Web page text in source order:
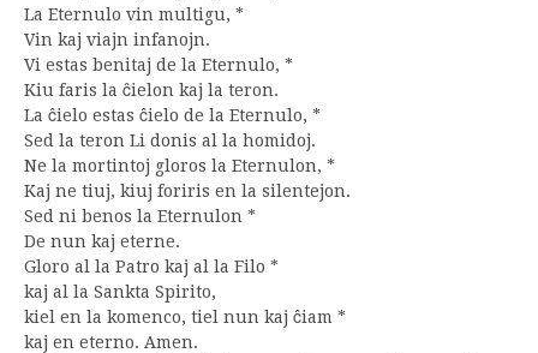
La Eternulo vin multigu, *
Vin kaj viajn infanojn.
Vi estas benitaj de la Eternulo, *
Kiu faris la ĉielon kaj la teron.
La ĉielo estas ĉielo de la Eternulo, *
Sed la teron Li donis al la homidoj.
Ne la mortintoj gloros la Eternulon, *
Kaj ne tiuj, kiuj foriris en la silentejon.
Sed ni benos la Eternulon *
De nun kaj eterne.
Gloro al la Patro kaj al la Filo *
kaj al la Sankta Spirito,
kiel en la komenco, tiel nun kaj ĉiam *
kaj en eterno. Amen.